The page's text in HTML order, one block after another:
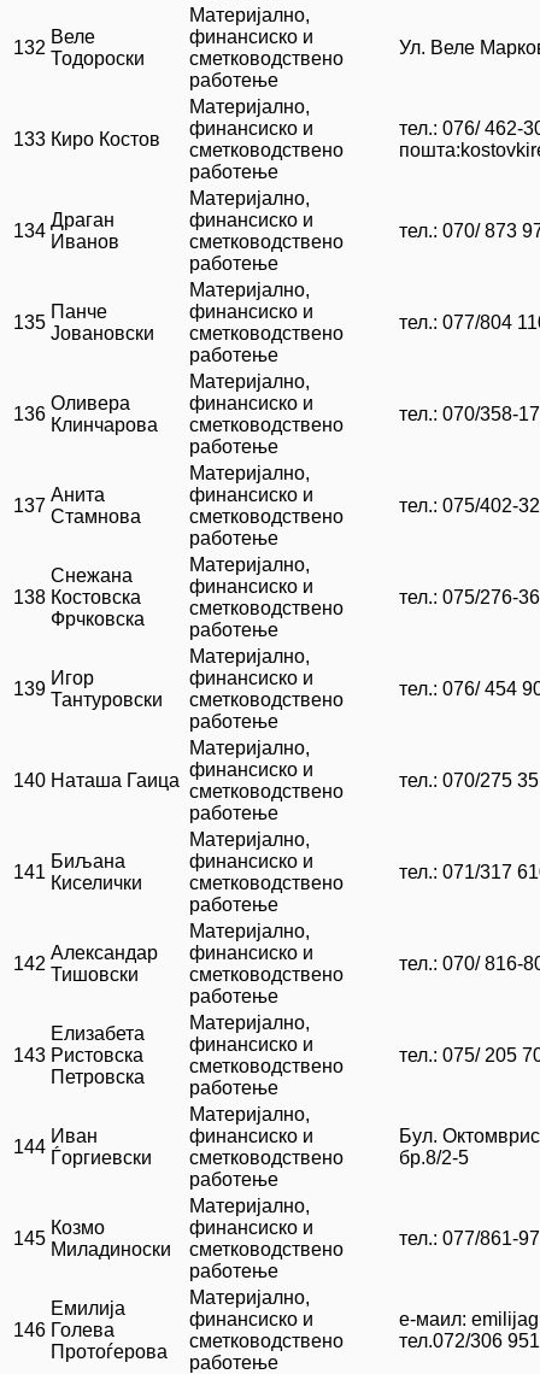
132
Веле
Тодороски
Материјално,
финансиско и
сметководствено
работење
Ул. Веле
133 Киро Костов
Материјално,
финансиско и
сметководствено
работење
тел.: 076/ 462-
134
Драган
Иванов
Материјално,
финансиско и
сметководствено
работење
тел.: 070/ 873
135
Панче
Јовановски
Материјално,
финансиско и
сметководствено
работење
тел.: 077/804
136
Оливера
Клинчарова
Материјално,
финансиско и
сметководствено
работење
тел.: 070/358-
137
Анита
Стамнова
Материјално,
финансиско и
сметководствено
работење
тел.: 075/402-
138
Снежана
Костовска
Фрчковска
Материјално,
финансиско и
сметководствено
работење
тел.: 075/276-
139
Игор
Тантуровски
Материјално,
финансиско и
сметководствено
работење
тел.: 076/ 454
140 Наташа Гаица
Материјално,
финансиско и
сметководствено
работење
тел.: 070/275
141
Биљана
Киселички
Материјално,
финансиско и
сметководствено
работење
тел.: 071/317
142
Александар
Тишовски
Материјално,
финансиско и
сметководствено
работење
тел.: 070/ 816-
143
Елизабета
Ристовска
Петровска
Материјално,
финансиско и
сметководствено
работење
тел.: 075/ 205
144
Иван
Ѓоргиевски
Материјално,
финансиско и
сметководствено
работење
Бул.
бр.8/2-5
145
Козмо
Миладиноски
Материјално,
финансиско и
сметководствено
работење
тел.: 077/861-
146
Емилија
Голева
Протоѓерова
Материјално,
финансиско и
сметководствено
работење
е-маил:
тел.072/306 951